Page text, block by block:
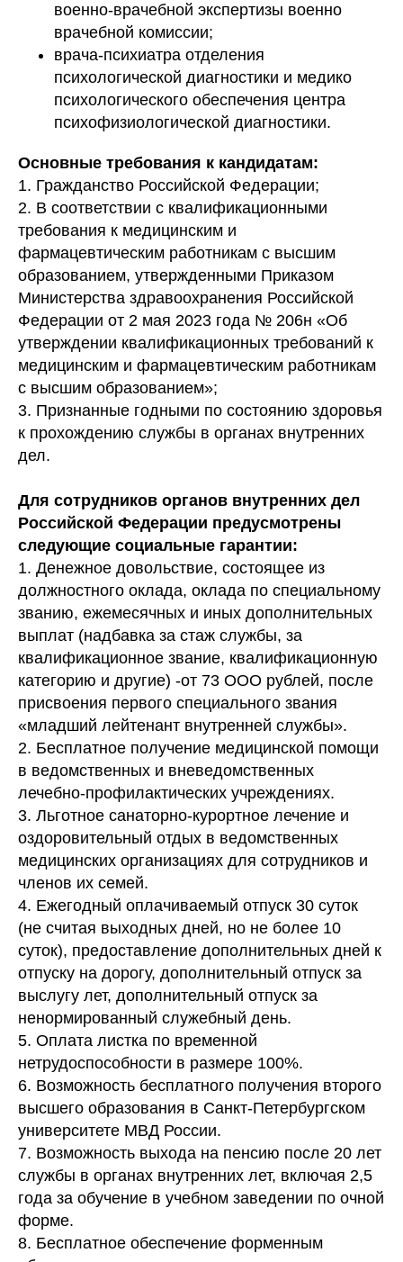
военно-врачебной экспертизы военно
врачебной комиссии;
врача-психиатра отделения
психологической диагностики и медико
психологического обеспечения центра
психофизиологической диагностики.
Основные требования к кандидатам:
1. Гражданство Российской Федерации;
2. В соответствии с квалификационными
требования к медицинским и
фармацевтическим работникам с высшим
образованием, утвержденными Приказом
Министерства здравоохранения Российской
Федерации от 2 мая 2023 года № 206н «Об
утверждении квалификационных требований к
медицинским и фармацевтическим работникам
с высшим образованием»;
3. Признанные годными по состоянию здоровья
к прохождению службы в органах внутренних
дел.
Для сотрудников органов внутренних дел
Российской Федерации предусмотрены
следующие социальные гарантии:
1. Денежное довольствие, состоящее из
должностного оклада, оклада по специальному
званию, ежемесячных и иных дополнительных
выплат (надбавка за стаж службы, за
квалификационное звание, квалификационную
категорию и другие) -от 73 ООО рублей, после
присвоения первого специального звания
«младший лейтенант внутренней службы».
2. Бесплатное получение медицинской помощи
в ведомственных и вневедомственных
лечебно-профилактических учреждениях.
3. Льготное санаторно-курортное лечение и
оздоровительный отдых в ведомственных
медицинских организациях для сотрудников и
членов их семей.
4. Ежегодный оплачиваемый отпуск 30 суток
(не считая выходных дней, но не более 10
суток), предоставление дополнительных дней к
отпуску на дорогу, дополнительный отпуск за
выслугу лет, дополнительный отпуск за
ненормированный служебный день.
5. Оплата листка по временной
нетрудоспособности в размере 100%.
6. Возможность бесплатного получения второго
высшего образования в Санкт-Петербургском
университете МВД России.
7. Возможность выхода на пенсию после 20 лет
службы в органах внутренних лет, включая 2,5
года за обучение в учебном заведении по очной
форме.
8. Бесплатное обеспечение форменным